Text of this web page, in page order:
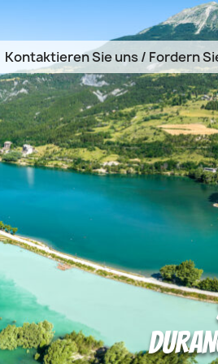
Kontaktieren Sie uns / Fordern